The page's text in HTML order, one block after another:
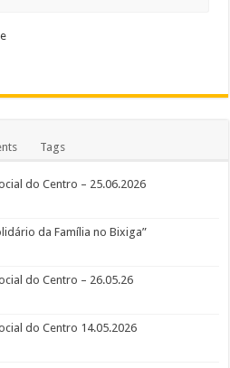
Tags
do Centro – 25.06.2026
da Família no Bixiga”
do Centro – 26.05.26
do Centro 14.05.2026